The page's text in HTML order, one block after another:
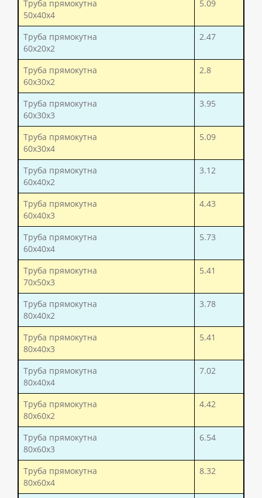
Труба прямокутна
50x40x4
5.09
Труба прямокутна
60x20x2
2.47
Труба прямокутна
60x30x2
2.8
Труба прямокутна
60x30x3
3.95
Труба прямокутна
60x30x4
5.09
Труба прямокутна
60x40x2
3.12
Труба прямокутна
60x40x3
4.43
Труба прямокутна
60x40x4
5.73
Труба прямокутна
70x50x3
5.41
Труба прямокутна
80x40x2
3.78
Труба прямокутна
80x40x3
5.41
Труба прямокутна
80x40x4
7.02
Труба прямокутна
80x60x2
4.42
Труба прямокутна
80x60x3
6.54
Труба прямокутна
80x60x4
8.32